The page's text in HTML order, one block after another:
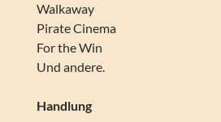
Walkaway
Pirate Cinema
For the Win
Und andere.
Handlung